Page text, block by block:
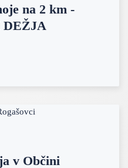
na 2 km -
DEŽJA
v Občini